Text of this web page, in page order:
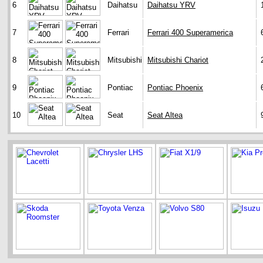
6 Daihatsu Daihatsu YRV
7 Ferrari Ferrari 400 Superamerica
8 Mitsubishi Mitsubishi Chariot
9 Pontiac Pontiac Phoenix
10 Seat Seat Altea